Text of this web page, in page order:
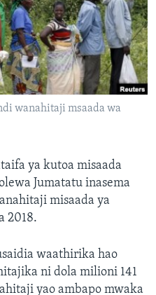
wanahitaji msaada wa
ya kutoa misaada
Jumatatu inasema
misaada ya
2018.
waathirika hao
ni dola milioni 141
yao ambapo mwaka